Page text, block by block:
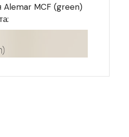
Alemar MCF (green)